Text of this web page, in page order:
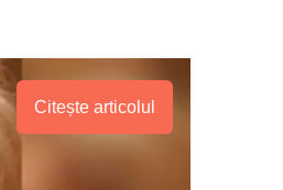
Citește articolul